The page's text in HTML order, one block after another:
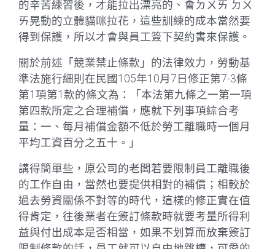
的辛苦練習後，才能拉出漂亮的、會ㄉㄨㄞ ㄉㄨ
ㄞ晃動的立體貓咪拉花，這些訓練的成本當然要
得到保護，所以才會與員工簽下契約書來保護。
關於前述「競業禁止條款」的法律效力，勞動基
準法施行細則在民國105年10月7日修正第7-3條
第1項第1款的條文為：「本法第九條之一第一項
第四款所定之合理補償，應就下列事項綜合考
量：一、每月補償金額不低於勞工離職時一個月
平均工資百分之五十。」
講得簡單些，原公司的老闆若要限制員工離職後
的工作自由，當然也要提供相對的補償；相較於
過去勞資關係不對等的時代，這樣的修正實在值
得肯定，往後業者在簽訂條款時就要考量所得利
益與付出成本是否相當，如果不划算而放棄簽訂